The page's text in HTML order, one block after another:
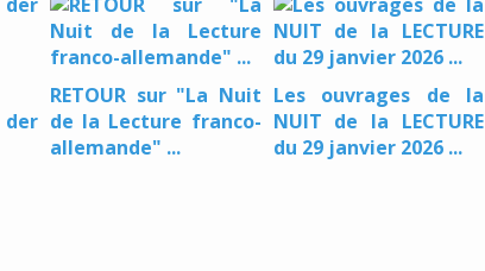
RETOUR sur "La Nuit
de la Lecture franco-
allemande" ...
Les ouvrages de la
NUIT de la LECTURE
du 29 janvier 2026 ...